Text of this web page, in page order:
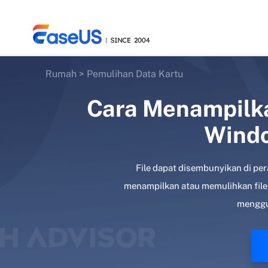
Rumah > Pemulihan Data Kartu
Cara
File dapat disembunyikan di
menampilkan atau memulihkan